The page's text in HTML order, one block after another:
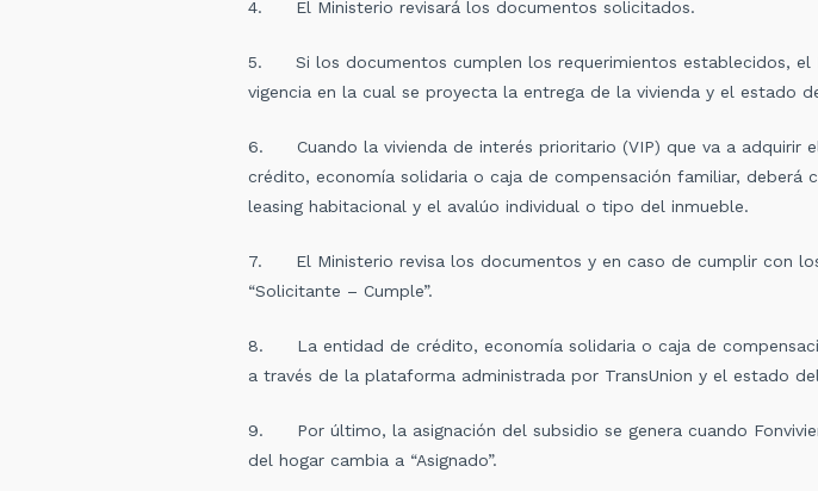
4. El Ministerio revisará los documentos solicitados.
5. Si los documentos cumplen los requerimientos establecidos, el
vigencia en la cual se proyecta la entrega de la vivienda y el estado
6. Cuando la vivienda de interés prioritario (VIP) que va a adquirir
crédito, economía solidaria o caja de compensación familiar,
leasing habitacional y el avalúo individual o tipo del inmueble.
7. El Ministerio revisa los documentos y en caso de cumplir con
“Solicitante – Cumple”.
8. La entidad de crédito, economía solidaria o caja de
a través de la plataforma administrada por TransUnion y el estado del
9. Por último, la asignación del subsidio se genera cuando
del hogar cambia a “Asignado”.